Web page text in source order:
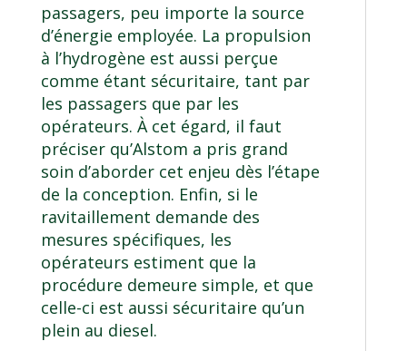
passagers, peu importe la source
d’énergie employée. La propulsion
à l’hydrogène est aussi perçue
comme étant sécuritaire, tant par
les passagers que par les
opérateurs. À cet égard, il faut
préciser qu’Alstom a pris grand
soin d’aborder cet enjeu dès l’étape
de la conception. Enfin, si le
ravitaillement demande des
mesures spécifiques, les
opérateurs estiment que la
procédure demeure simple, et que
celle-ci est aussi sécuritaire qu’un
plein au diesel.